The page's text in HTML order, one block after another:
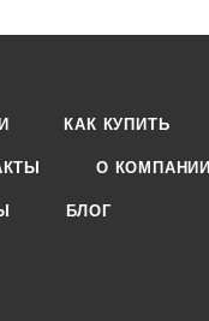
КАК КУПИТЬ
О КОМПАНИИ
БЛОГ